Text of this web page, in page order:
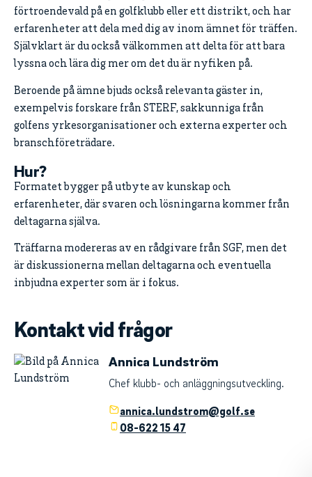
förtroendevald på en golfklubb eller ett distrikt, och har
erfarenheter att dela med dig av inom ämnet för träffen.
Självklart är du också välkommen att delta för att bara
lyssna och lära dig mer om det du är nyfiken på.
Beroende på ämne bjuds också relevanta gäster in,
exempelvis forskare från STERF, sakkunniga från
golfens yrkesorganisationer och externa experter och
branschföreträdare.
Hur?
Formatet bygger på utbyte av kunskap och
erfarenheter, där svaren och lösningarna kommer från
deltagarna själva.
Träffarna modereras av en rådgivare från SGF, men det
är diskussionerna mellan deltagarna och eventuella
inbjudna experter som är i fokus.
Kontakt vid frågor
Annica Lundström
Chef klubb- och anläggningsutveckling.
annica.lundstrom@golf.se
08-622 15 47